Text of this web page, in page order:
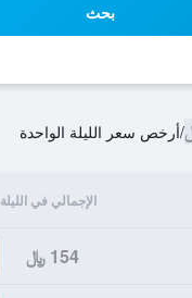
بحث
/أرخص سعر الليلة الواحدة
الإجمالي في الليلة
154 ﷼